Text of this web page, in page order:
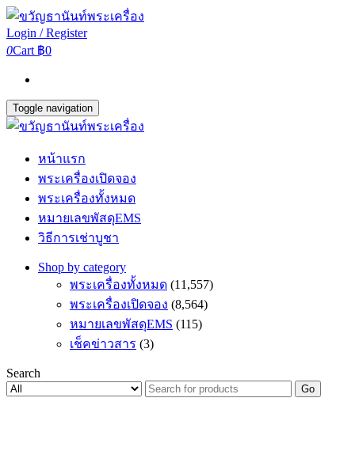
Login / Register
0Cart ฿0
Toggle navigation
หน้าแรก
พระเครื่องเปิดจอง
พระเครื่องทั้งหมด
หมายเลขพัสดุEMS
วิธีการเช่าบูชา
Shop by category
พระเครื่องทั้งหมด (11,557)
พระเครื่องเปิดจอง (8,564)
หมายเลขพัสดุEMS (115)
เช็คข่าวสาร (3)
Search
Go